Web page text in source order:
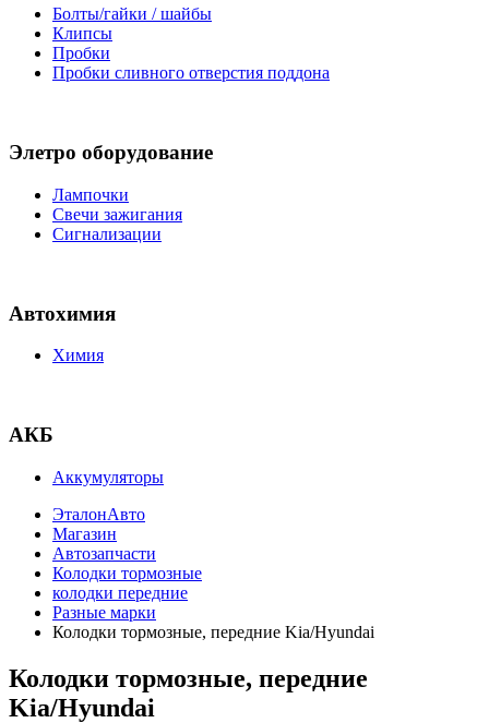
Болты/гайки / шайбы
Клипсы
Пробки
Пробки сливного отверстия поддона
Элетро оборудование
Лампочки
Свечи зажигания
Сигнализации
Автохимия
Химия
АКБ
Аккумуляторы
ЭталонАвто
Магазин
Автозапчасти
Колодки тормозные
колодки передние
Разные марки
Колодки тормозные, передние Kia/Hyundai
Колодки тормозные, передние
Kia/Hyundai